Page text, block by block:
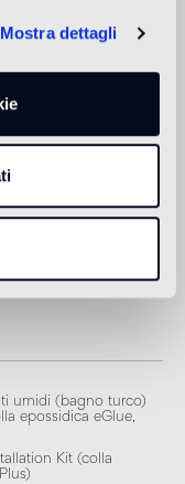
Mostra dettagli
umidi (bagno turco)
epossidica eGlue,
Kit (colla